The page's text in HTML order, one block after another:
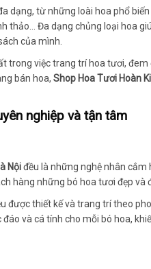
dạng, từ những loài hoa phổ
thảo… Đa dạng chủng loại hoa
của mình.
trong việc trang trí hoa tươi,
bán hoa, Shop Hoa Tươi Hoàn
nghiệp và tận tâm
Nộiđều là những nghệ nhân cắm
hàng những bó hoa tươi đẹp và
được thiết kế và trang trí theo
và cá tính cho mỗi bó hoa,